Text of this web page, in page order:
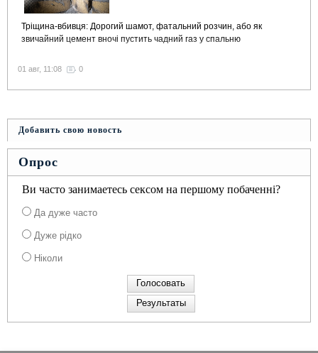
Тріщина-вбивця: Дорогий шамот, фатальний розчин, або як
звичайний цемент вночі пустить чадний газ у спальню
01 авг, 11:08 0
Добавить свою новость
Опрос
Ви часто занимаетесь сексом на першому побаченні?
Да дуже часто
Дуже рідко
Ніколи